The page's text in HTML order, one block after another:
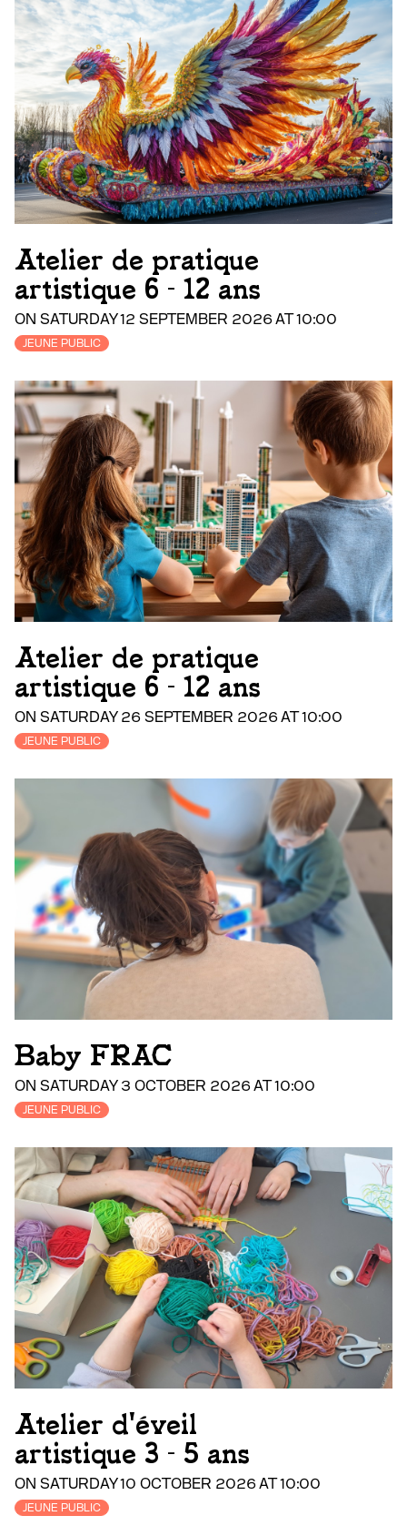
Atelier de pratique
artistique 6 - 12 ans
ON SATURDAY 12 SEPTEMBER 2026 AT 10:00
JEUNE PUBLIC
Atelier de pratique
artistique 6 - 12 ans
ON SATURDAY 26 SEPTEMBER 2026 AT 10:00
JEUNE PUBLIC
Baby FRAC
ON SATURDAY 3 OCTOBER 2026 AT 10:00
JEUNE PUBLIC
Atelier d'éveil
artistique 3 - 5 ans
ON SATURDAY 10 OCTOBER 2026 AT 10:00
JEUNE PUBLIC